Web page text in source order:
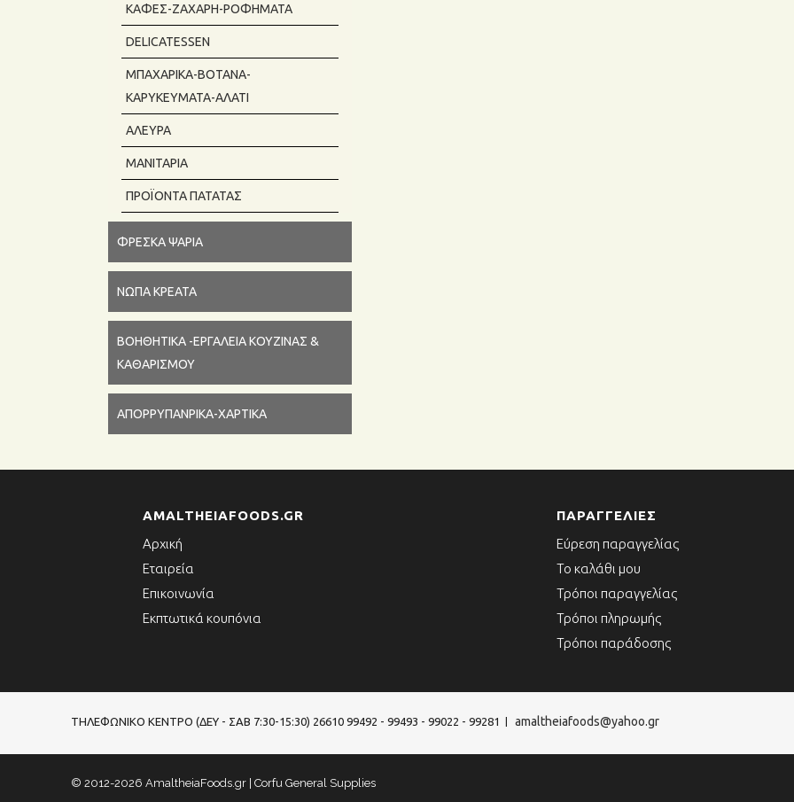
ΚΑΦΈΣ-ΖΆΧΑΡΗ-ΡΟΦΉΜΑΤΑ
DELICATESSEN
ΜΠΑΧΑΡΙΚΆ-ΒΌΤΑΝΑ-
ΚΑΡΥΚΕΎΜΑΤΑ-ΑΛΆΤΙ
ΆΛΕΥΡΑ
ΜΑΝΙΤΆΡΙΑ
ΠΡΟΪΌΝΤΑ ΠΑΤΆΤΑΣ
ΦΡΈΣΚΑ ΨΆΡΙΑ
ΝΩΠΆ ΚΡΈΑΤΑ
ΒΟΗΘΗΤΙΚΑ -ΕΡΓΑΛΕΙΑ ΚΟΥΖΙΝΑΣ &
ΚΑΘΑΡΙΣΜΟΥ
ΑΠΟΡΡΥΠΑΝΡΙΚΑ-ΧΑΡΤΙΚΑ
AMALTHEIAFOODS.GR
Αρχική
Εταιρεία
Επικοινωνία
Εκπτωτικά κουπόνια
ΠΑΡΑΓΓΕΛΊΕΣ
Εύρεση παραγγελίας
Το καλάθι μου
Τρόποι παραγγελίας
Τρόποι πληρωμής
Τρόποι παράδοσης
ΤΗΛΕΦΩΝΙΚΌ ΚΈΝΤΡΟ (ΔΕΥ - ΣΑΒ 7:30-15:30) 26610 99492 - 99493 - 99022 - 99281 amaltheiafoods@yahoo.gr
© 2012-2026 AmaltheiaFoods.gr | Corfu General Supplies